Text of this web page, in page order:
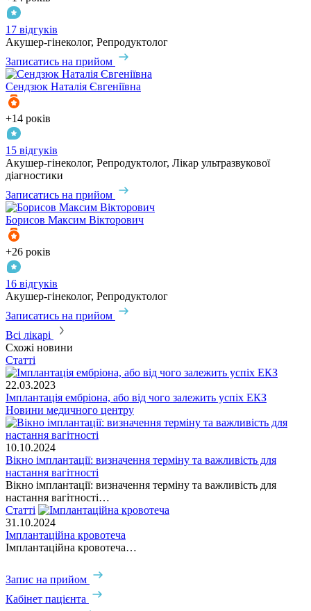
17 відгуків
Акушер-гінеколог, Репродуктолог
Записатись на прийом
Сендзюк Наталія Євгеніївна
+14 років
15 відгуків
Акушер-гінеколог, Репродуктолог, Лікар ультразвукової
діагностики
Записатись на прийом
Борисов Максим Вікторович
+26 років
16 відгуків
Акушер-гінеколог, Репродуктолог
Записатись на прийом
Всі лікарі
Схожі новини
Статті
22.03.2023
Імплантація ембріона, або від чого залежить успіх ЕКЗ
Новини медичного центру
10.10.2024
Вікно імплантації: визначення терміну та важливість для
настання вагітності
Вікно імплантації: визначення терміну та важливість для
настання вагітності…
Статті
31.10.2024
Імплантаційна кровотеча
Імплантаційна кровотеча…
Запис на прийом
Кабінет пацієнта